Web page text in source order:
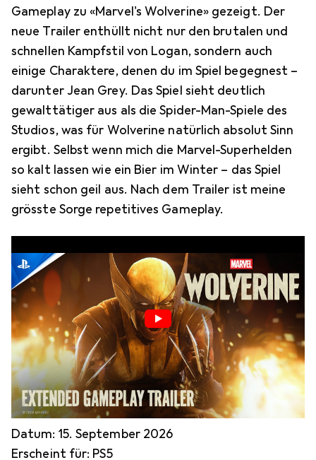
Gameplay zu «Marvel's Wolverine» gezeigt. Der
neue Trailer enthüllt nicht nur den brutalen und
schnellen Kampfstil von Logan, sondern auch
einige Charaktere, denen du im Spiel begegnest –
darunter Jean Grey. Das Spiel sieht deutlich
gewalttätiger aus als die Spider-Man-Spiele des
Studios, was für Wolverine natürlich absolut Sinn
ergibt. Selbst wenn mich die Marvel-Superhelden
so kalt lassen wie ein Bier im Winter – das Spiel
sieht schon geil aus. Nach dem Trailer ist meine
grösste Sorge repetitives Gameplay.
Datum: 15. September 2026
Erscheint für: PS5